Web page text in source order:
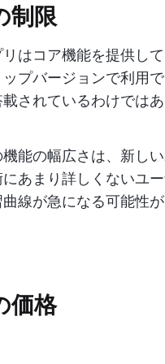
制限
はコア機能を提供し
プバージョンで利用
されているわけでは
能の幅広さは、新し
あまり詳しくないユ
線が急になる可能性
価格